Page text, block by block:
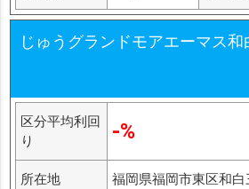
じゅうグランドモアエーマス和
区分平均利回
り
-%
所在地 福岡県福岡市東区和白